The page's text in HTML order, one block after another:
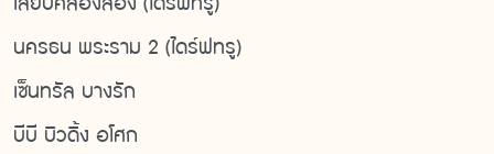
นครธน พระราม 2 (ไดร์ฟทรู)
เซ็นทรัล บางรัก
บีบี บิวดิ้ง อโศก